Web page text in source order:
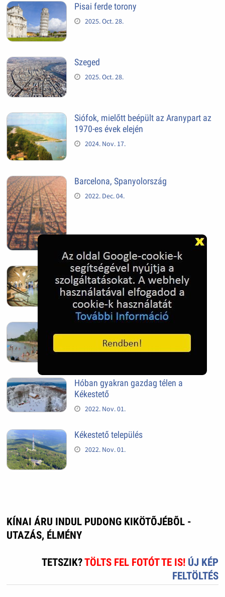
Pisai ferde torony
2025. Oct. 28.
Szeged
2025. Oct. 28.
Siófok, mielőtt beépült az Aranypart az
1970-es évek elején
2024. Nov. 17.
Barcelona, Spanyolország
2022. Dec. 04.
Hagymatikum | Makó fürdő
2022. Nov. 01.
2022. Nov. 01.
Hóban gyakran gazdag télen a
Kékestető
2022. Nov. 01.
Kékestető település
2022. Nov. 01.
KÍNAI ÁRU INDUL PUDONG KIKÖTÕJÉBÕL -
UTAZÁS, ÉLMÉNY
TETSZIK?TÖLTS FEL FOTÓT TE IS! ÚJ KÉP
FELTÖLTÉS